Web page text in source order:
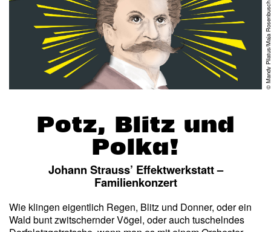
© Mandy
Potz, Blitz und
Polka!
Johann Strauss’ Effektwerkstatt –
Familienkonzert
Wie klingen eigentlich Regen, Blitz und Donner, oder ein
Wald bunt zwitschernder Vögel, oder auch tuschelndes